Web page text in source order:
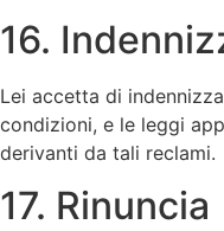
16.
Lei accetta di
condizioni, e le leggi
derivanti da tali reclami.
17. Rinuncia